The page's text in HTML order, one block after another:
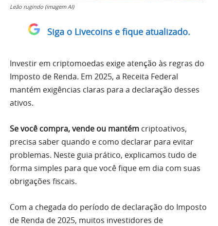
Leão rugindo (imagem AI)
Siga o Livecoins e fique atualizado.
Investir em criptomoedas exige atenção às regras do
Imposto de Renda. Em 2025, a Receita Federal
mantém exigências claras para a declaração desses
ativos.
Se você compra, vende ou mantém criptoativos,
precisa saber quando e como declarar para evitar
problemas. Neste guia prático, explicamos tudo de
forma simples para que você fique em dia com suas
obrigações fiscais.
Com a chegada do período de declaração do Imposto
de Renda de 2025, muitos investidores de